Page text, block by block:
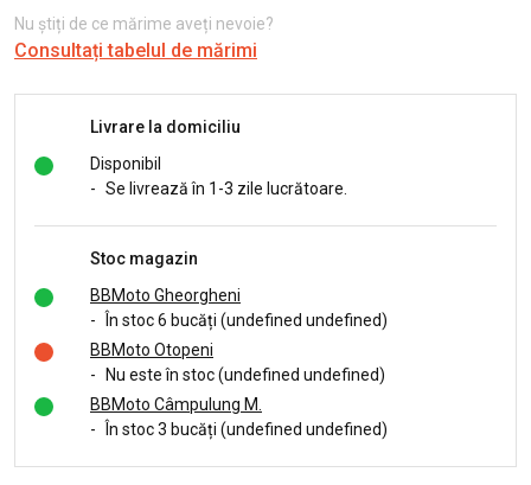
Nu știți de ce mărime aveți nevoie?
Consultați tabelul de mărimi
Livrare la domiciliu
Disponibil
- Se livrează în 1-3 zile lucrătoare.
Stoc magazin
BBMoto Gheorgheni
-
În stoc 6 bucăți (undefined undefined)
BBMoto Otopeni
- Nu este în stoc (undefined undefined)
BBMoto Câmpulung M.
-
În stoc 3 bucăți (undefined undefined)